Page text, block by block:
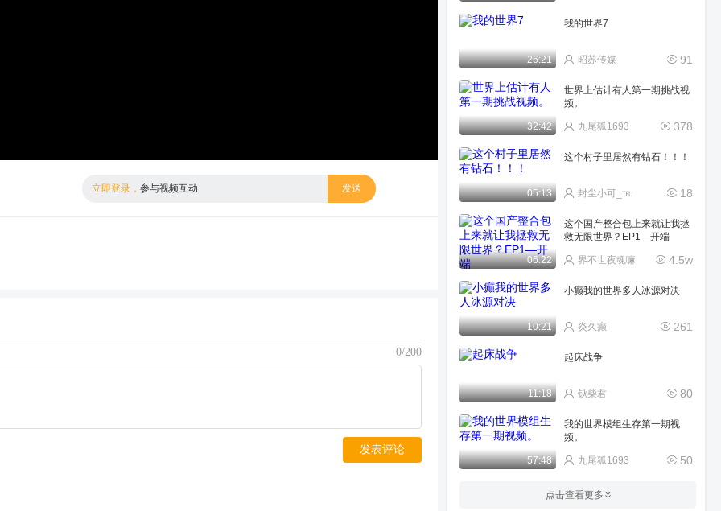
标清
倍数
立即登录，参与视频互动 发送
0/200
发表评论
26:21
我的世界7
91
昭苏传媒
32:42
世界上估计有人第一期挑战视
频。
378
九尾狐1693
05:13
这个村子里居然有钻石！！！
18
封尘小可_℡
06:22
这个国产整合包上来就让我拯
救无限世界？EP1—开端
4.5w
界不世夜魂嘛
10:21
小癫我的世界多人冰源对决
261
炎久癫
11:18
起床战争
80
钬柴君
57:48
我的世界模组生存第一期视
频。
50
九尾狐1693
jojo生存第一期来了
点击查看更多